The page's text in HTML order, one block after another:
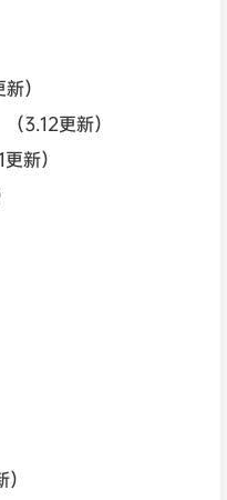
）
3.12更新）
新）